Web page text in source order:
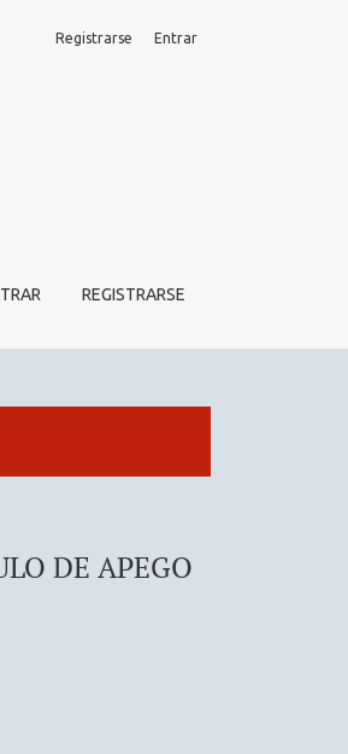
REGISTRARSE
Registrarse Entrar
DE APEGO